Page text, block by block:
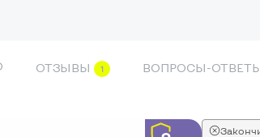
ОТЗЫВЫ 1 ВОПРОСЫ-